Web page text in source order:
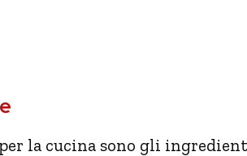
per la cucina sono gli